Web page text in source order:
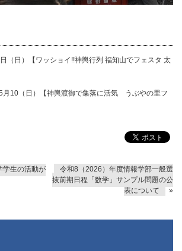
日）【ワッショイ!!神輿行列 福知山でフェスタ 太
10（日）【神輿渡御で集落に活気 うぶやの里フ
学生の活動が
令和8（2026）年度情報学部一般選
抜前期日程「数学」サンプル問題の公
表について
»